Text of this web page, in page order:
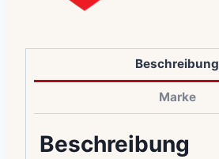
Beschreibung
Marke
Beschreibung